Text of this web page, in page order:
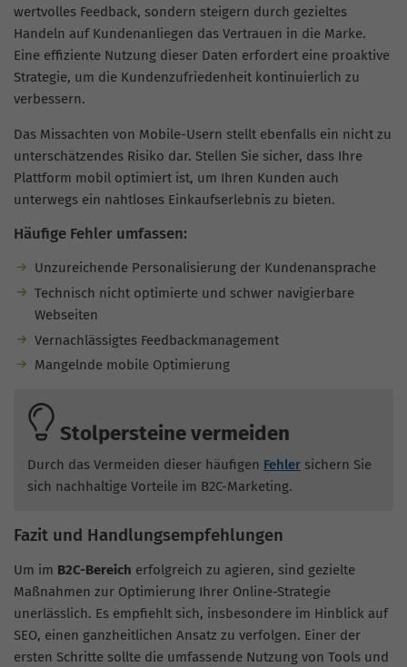
wertvolles Feedback, sondern steigern durch gezieltes
Handeln auf Kundenanliegen das Vertrauen in die Marke.
Eine effiziente Nutzung dieser Daten erfordert eine proaktive
Strategie, um die Kundenzufriedenheit kontinuierlich zu
verbessern.
Das Missachten von Mobile-Usern stellt ebenfalls ein nicht zu
unterschätzendes Risiko dar. Stellen Sie sicher, dass Ihre
Plattform mobil optimiert ist, um Ihren Kunden auch
unterwegs ein nahtloses Einkaufserlebnis zu bieten.
Häufige Fehler umfassen:
Unzureichende Personalisierung der Kundenansprache
Technisch nicht optimierte und schwer navigierbare
Webseiten
Vernachlässigtes Feedbackmanagement
Mangelnde mobile Optimierung
Stolpersteine vermeiden
Durch das Vermeiden dieser häufigen Fehler sichern Sie
sich nachhaltige Vorteile im B2C-Marketing.
Fazit und Handlungsempfehlungen
Um im B2C-Bereich erfolgreich zu agieren, sind gezielte
Maßnahmen zur Optimierung Ihrer Online-Strategie
unerlässlich. Es empfiehlt sich, insbesondere im Hinblick auf
SEO, einen ganzheitlichen Ansatz zu verfolgen. Einer der
ersten Schritte sollte die umfassende Nutzung von Tools und